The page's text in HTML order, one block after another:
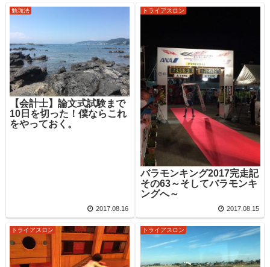
勉強法
【会計士】論文式試験まで
10日を切った！僕ならこれ
をやっておく。
2017.08.16
トライアスロン
バラモンキング2017完走記
その63～そしてバラモンキ
ングへ～
2017.08.15
トライアスロン トライアスロン